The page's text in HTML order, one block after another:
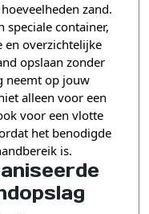
zand.
speciale container,
en overzichtelijke
opslaan zonder
neemt op jouw
alleen voor een
voor een vlotte
het benodigde
is.